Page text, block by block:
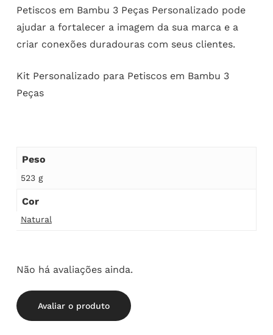
Petiscos em Bambu 3 Peças Personalizado pode
ajudar a fortalecer a imagem da sua marca e a
criar conexões duradouras com seus clientes.
Kit Personalizado para Petiscos em Bambu 3
Peças
Peso
523 g
Cor
Natural
Não há avaliações ainda.
Avaliar o produto